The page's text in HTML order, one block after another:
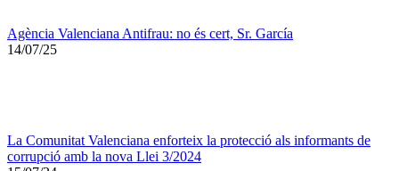
Agència Valenciana Antifrau: no és cert, Sr. García
14/07/25
La Comunitat Valenciana enforteix la protecció als informants de
corrupció amb la nova Llei 3/2024